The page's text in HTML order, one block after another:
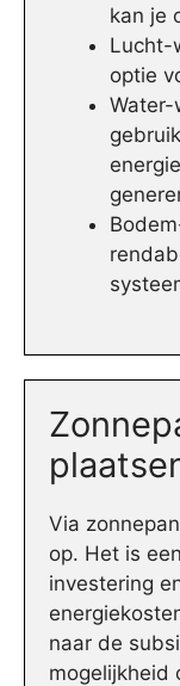
kan je
Lucht-
optie
Via
op. Het is
investering
naar de
mogelijkheid